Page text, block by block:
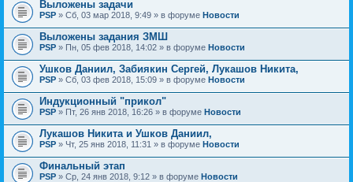
Выложены задачи
PSP » Сб, 03 мар 2018, 9:49 » в форуме Новости
Выложены задания ЗМШ
PSP » Пн, 05 фев 2018, 14:02 » в форуме Новости
Ушков Даниил, Забиякин Сергей, Лукашов Никита,
PSP » Сб, 03 фев 2018, 15:09 » в форуме Новости
Индукционный "прикол"
PSP » Пт, 26 янв 2018, 16:26 » в форуме Новости
Лукашов Никита и Ушков Даниил,
PSP » Чт, 25 янв 2018, 11:31 » в форуме Новости
Финальный этап
PSP » Ср, 24 янв 2018, 9:12 » в форуме Новости